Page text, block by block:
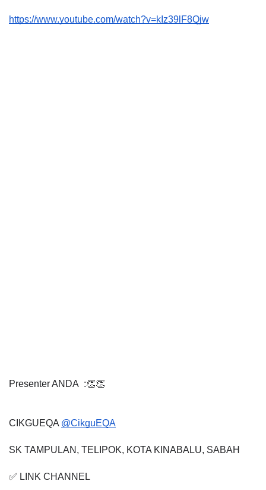
https://www.youtube.com/watch?v=kIz39lF8Qjw
Presenter ANDA  :👏👏
CIKGUEQA @CikguEQA
SK TAMPULAN, TELIPOK, KOTA KINABALU, SABAH
✅ LINK CHANNEL